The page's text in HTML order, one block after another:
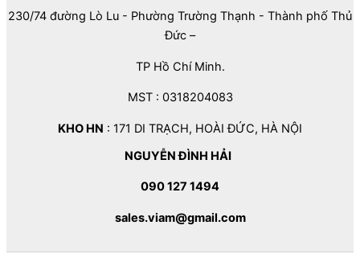
230/74 đường Lò Lu - Phường Trường Thạnh - Thành phố Thủ
Đức –
TP Hồ Chí Minh.
MST : 0318204083
KHO HN : 171 DI TRẠCH, HOÀI ĐỨC, HÀ NỘI
NGUYỄN ĐÌNH HẢI
090 127 1494
sales.viam@gmail.com